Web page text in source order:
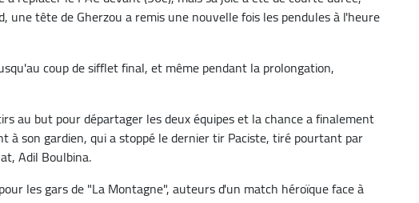
une tête de Gherzou a remis une nouvelle fois les pendules à l'heure
coup de sifflet final, et même pendant la prolongation,
au but pour départager les deux équipes et la chance a finalement
à son gardien, qui a stoppé le dernier tir Paciste, tiré pourtant par
Adil Boulbina.
les gars de "La Montagne", auteurs d'un match héroïque face à